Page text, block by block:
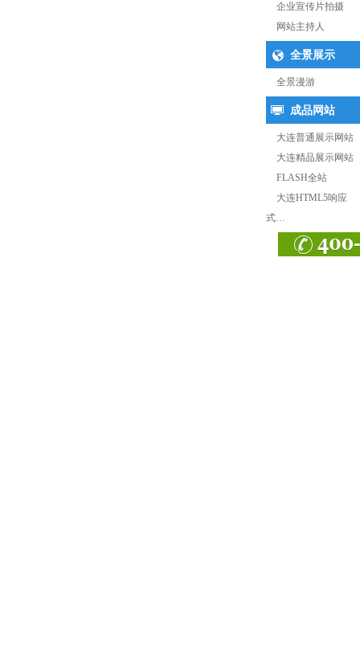
企业宣传片拍摄
网站主持人
全景展示
全景漫游
成品网站
大连普通展示网站
大连精品展示网站
FLASH全站
大连HTML5响应
式…